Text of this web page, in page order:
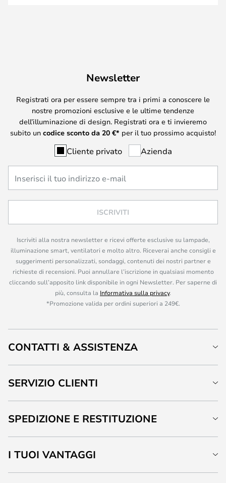
Newsletter
Registrati ora per essere sempre tra i primi a conoscere le
nostre promozioni esclusive e le ultime tendenze
dell’illuminazione di design. Registrati ora e ti invieremo
subito un codice sconto da 20 €* per il tuo prossimo acquisto!
Cliente privato Azienda
ISCRIVITI
Iscriviti alla nostra newsletter e ricevi offerte esclusive su lampade,
illuminazione smart, ventilatori e molto altro. Riceverai anche consigli e
suggerimenti personalizzati, sondaggi, contenuti dei nostri partner e
richieste di recensioni. Puoi annullare l’iscrizione in qualsiasi momento
cliccando sull’apposito link disponibile in ogni Newsletter. Per saperne di
più, consulta la Informativa sulla privacy.
*Promozione valida per ordini superiori a 249€.
CONTATTI & ASSISTENZA
SERVIZIO CLIENTI
SPEDIZIONE E RESTITUZIONE
I TUOI VANTAGGI